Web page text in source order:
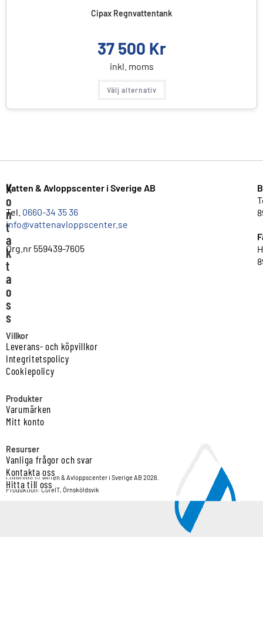
Cipax Regnvattentank
37 500 Kr
inkl. moms
Välj alternativ
K
o
n
t
a
k
t
a
o
s
s
Vatten & Avloppscenter i Sverige AB
Tel. 0660-34 35 36
info@vattenavloppscenter.se
Org.nr 559439-7605
Villkor
Leverans- och köpvillkor
Integritetspolicy
Cookiepolicy
Produkter
Varumärken
Mitt konto
Resurser
Vanliga frågor och svar
Kontakta oss
Hitta till oss
Copyright © Vatten & Avloppscenter i Sverige AB 2026.
Produktion: CoreIT, Örnsköldsvik